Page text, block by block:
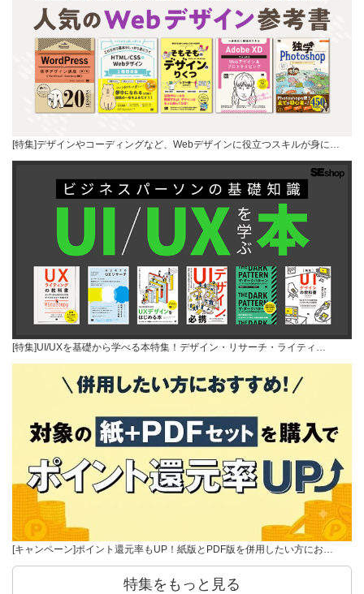
[特集]デザインやコーディングなど、Webデザインに役立つスキルが身に…
[特集]UI/UXを基礎から学べる本特集！デザイン・リサーチ・ライティ…
[キャンペーン]ポイント還元率もUP！紙版とPDF版を併用したい方にお…
特集をもっと見る